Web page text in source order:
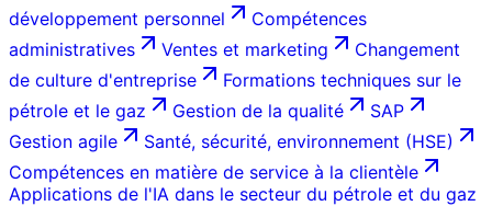
développement personnel
Compétences
administratives
Ventes et marketing
Changement
de culture d'entreprise
Formations techniques sur le
pétrole et le gaz
Gestion de la qualité
SAP
Gestion agile
Santé, sécurité, environnement (HSE)
Compétences en matière de service à la clientèle
Applications de l'IA dans le secteur du pétrole et du gaz